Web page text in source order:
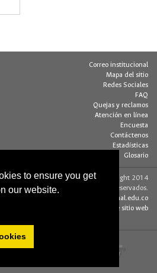
to ensure you get
our website.
Correo institucional
Mapa del sitio
Redes Sociales
FAQ
Quejas y reclamos
Atención en línea
Encuesta
Contáctenos
Estadísticas
Glosario
© Copyright 2014
Algunos derechos reservados.
editorweb_fchbog@unal.edu.co
Acerca de este sitio web